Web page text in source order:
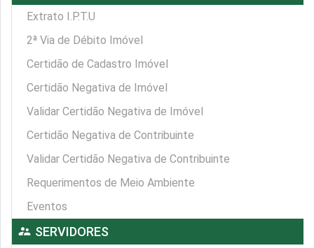
Extrato I.P.T.U
2ª Via de Débito Imóvel
Certidão de Cadastro Imóvel
Certidão Negativa de Imóvel
Validar Certidão Negativa de Imóvel
Certidão Negativa de Contribuinte
Validar Certidão Negativa de Contribuinte
Requerimentos de Meio Ambiente
Eventos
supervisor_account SERVIDORES